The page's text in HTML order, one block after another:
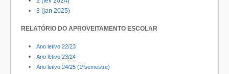
3 (jan 2025)
RELATÓRIO DO APROVEITAMENTO ESCOLAR
Ano letivo 22/23
Ano letivo 23/24
Ano letivo 24/25 (1ºsemestre)